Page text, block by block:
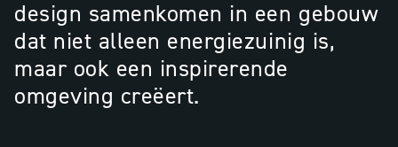
design samenkomen in een gebouw
dat niet alleen energiezuinig is,
maar ook een inspirerende
omgeving creëert.